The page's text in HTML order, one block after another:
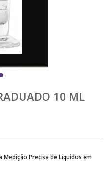
10 ML
Precisa de Líquidos em